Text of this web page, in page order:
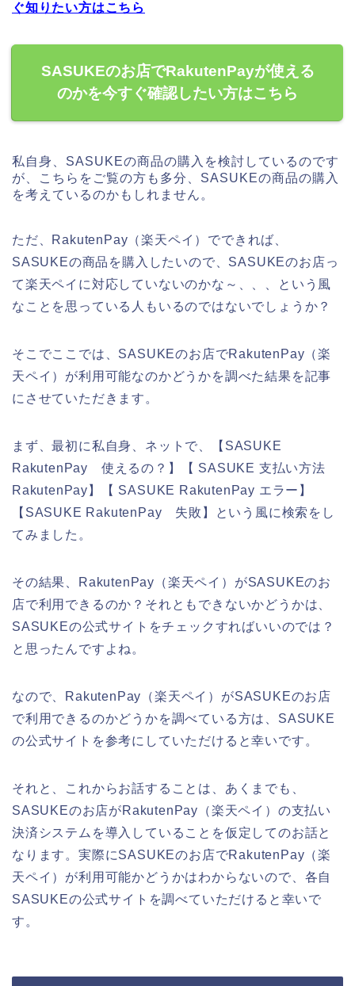
ぐ知りたい方はこちら
SASUKEのお店でRakutenPayが使える
のかを今すぐ確認したい方はこちら
私自身、SASUKEの商品の購入を検討しているのです
が、こちらをご覧の方も多分、SASUKEの商品の購入
を考えているのかもしれません。
ただ、RakutenPay（楽天ペイ）でできれば、
SASUKEの商品を購入したいので、SASUKEのお店っ
て楽天ペイに対応していないのかな～、、、という風
なことを思っている人もいるのではないでしょうか？
そこでここでは、SASUKEのお店でRakutenPay（楽
天ペイ）が利用可能なのかどうかを調べた結果を記事
にさせていただきます。
まず、最初に私自身、ネットで、【SASUKE
RakutenPay 使えるの？】【 SASUKE 支払い方法
RakutenPay】【 SASUKE RakutenPay エラー】
【SASUKE RakutenPay 失敗】という風に検索をし
てみました。
その結果、RakutenPay（楽天ペイ）がSASUKEのお
店で利用できるのか？それともできないかどうかは、
SASUKEの公式サイトをチェックすればいいのでは？
と思ったんですよね。
なので、RakutenPay（楽天ペイ）がSASUKEのお店
で利用できるのかどうかを調べている方は、SASUKE
の公式サイトを参考にしていただけると幸いです。
それと、これからお話することは、あくまでも、
SASUKEのお店がRakutenPay（楽天ペイ）の支払い
決済システムを導入していることを仮定してのお話と
なります。実際にSASUKEのお店でRakutenPay（楽
天ペイ）が利用可能かどうかはわからないので、各自
SASUKEの公式サイトを調べていただけると幸いで
す。